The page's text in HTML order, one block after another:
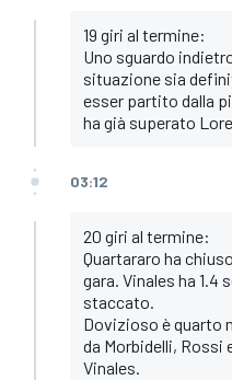
19 giri al termine:
Uno sguardo
situazione sia
esser partito dalla
ha già superato
03:12
20 giri al termine:
Quartararo ha
gara. Vinales ha 1.4
staccato.
Dovizioso è quarto
da Morbidelli, Rossi
Vinales.